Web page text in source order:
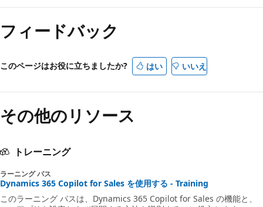
フィードバック
このページはお役に立ちましたか? はい いいえ
その他のリソース
トレーニング
ラーニング パス
Dynamics 365 Copilot for Sales を使用する - Training
このラーニング パスは、Dynamics 365 Copilot for Sales の機能と、